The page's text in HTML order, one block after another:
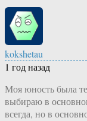
kokshetau
1 год назад
Моя юность была
выбираю в
всегда, но в